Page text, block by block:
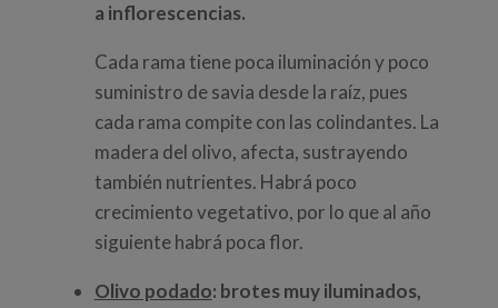
a inflorescencias.
Cada rama tiene poca iluminación y poco
suministro de savia desde la raíz, pues
cada rama compite con las colindantes. La
madera del olivo, afecta, sustrayendo
también nutrientes. Habrá poco
crecimiento vegetativo, por lo que al año
siguiente habrá poca flor.
Olivo podado: brotes muy iluminados,